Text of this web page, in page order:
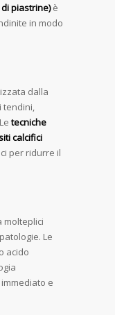
di piastrine)è
in modo
dalla
tendini,
tecniche
calcifici
per ridurre il
molteplici
Le
acido
e